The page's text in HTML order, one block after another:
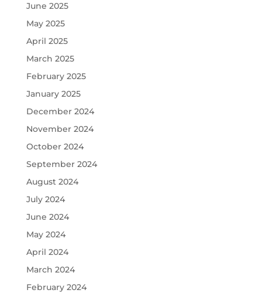
June 2025
May 2025
April 2025
March 2025
February 2025
January 2025
December 2024
November 2024
October 2024
September 2024
August 2024
July 2024
June 2024
May 2024
April 2024
March 2024
February 2024